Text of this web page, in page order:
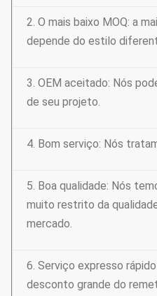
2. O mais baixo MOQ: a
depende do estilo
3. OEM aceitado: Nós
de seu projeto.
4. Bom serviço: Nós
5. Boa qualidade: Nós
muito restrito da
mercado.
6. Serviço expresso
desconto grande do